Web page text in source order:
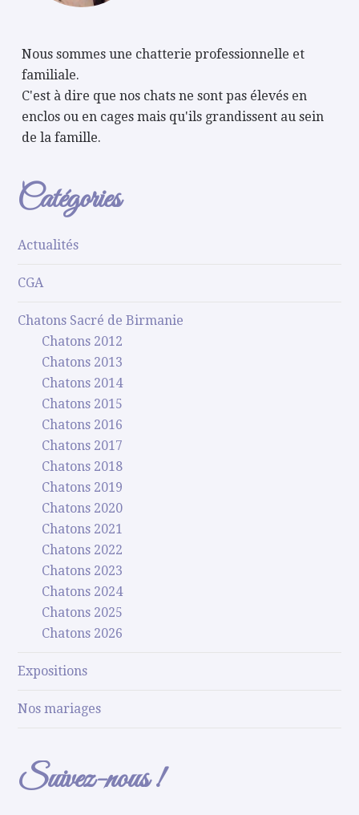
Nous sommes une chatterie professionnelle et
familiale.
C'est à dire que nos chats ne sont pas élevés en
enclos ou en cages mais qu'ils grandissent au sein
de la famille.
Catégories
Actualités
CGA
Chatons Sacré de Birmanie
Chatons 2012
Chatons 2013
Chatons 2014
Chatons 2015
Chatons 2016
Chatons 2017
Chatons 2018
Chatons 2019
Chatons 2020
Chatons 2021
Chatons 2022
Chatons 2023
Chatons 2024
Chatons 2025
Chatons 2026
Expositions
Nos mariages
Suivez-nous !